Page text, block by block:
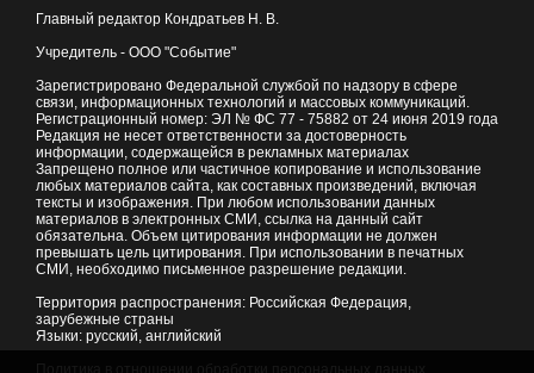
Главный редактор Кондратьев Н. В.
Учредитель - ООО "Событие"
Зарегистрировано Федеральной службой по надзору в сфере
связи, информационных технологий и массовых коммуникаций.
Регистрационный номер: ЭЛ № ФС 77 - 75882 от 24 июня 2019 года
Редакция не несет ответственности за достоверность
информации, содержащейся в рекламных материалах
Запрещено полное или частичное копирование и использование
любых материалов сайта, как составных произведений, включая
тексты и изображения. При любом использовании данных
материалов в электронных СМИ, ссылка на данный сайт
обязательна. Объем цитирования информации не должен
превышать цель цитирования. При использовании в печатных
СМИ, необходимо письменное разрешение редакции.
Территория распространения: Российская Федерация,
зарубежные страны
Языки: русский, английский